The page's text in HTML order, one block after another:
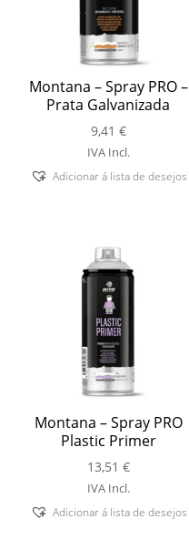
Montana – Spray PRO –
Prata Galvanizada
9,41 €
IVA Incl.
Adicionar á lista de desejos
Montana – Spray PRO
Plastic Primer
13,51 €
IVA Incl.
Adicionar á lista de desejos